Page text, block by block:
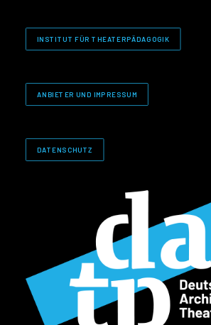
INSTITUT FÜR THEATERPÄDAGOGIK
ANBIETER UND IMPRESSUM
DATENSCHUTZ